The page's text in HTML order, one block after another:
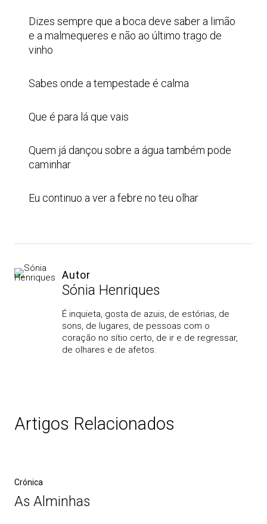
Dizes sempre que a boca deve saber a limão
e a malmequeres e não ao último trago de
vinho
Sabes onde a tempestade é calma
Que é para lá que vais
Quem já dançou sobre a água também pode
caminhar
Eu continuo a ver a febre no teu olhar
Autor
Sónia Henriques
É inquieta, gosta de azuis, de estórias, de
sons, de lugares, de pessoas com o
coração no sítio certo, de ir e de regressar,
de olhares e de afetos.
Artigos Relacionados
Crónica
As Alminhas